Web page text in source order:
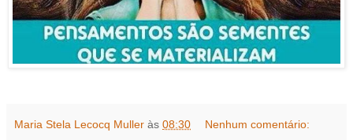
Maria Stela Lecocq Muller às 08:30 Nenhum comentário: